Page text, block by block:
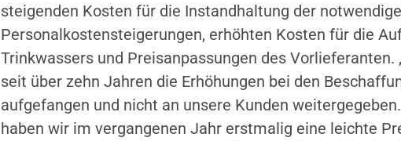
steigenden Kosten für die Instandhaltung der
Personalkostensteigerungen, erhöhten Kosten für die
Trinkwassers und Preisanpassungen des Vorlieferanten.
seit über zehn Jahren die Erhöhungen bei den
aufgefangen und nicht an unsere Kunden
haben wir im vergangenen Jahr erstmalig eine leichte